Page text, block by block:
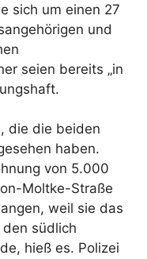
sich um einen 27
und
seien bereits „in
die die beiden
haben.
von 5.000
Moltke-Straße
weil sie das
südlich
hieß es. Polizei